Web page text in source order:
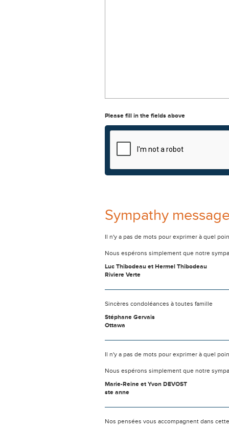
Please fill in the fields above
Sympathy
Il n'y a pas de mots pour exprimer à quel
Nous espérons simplement que notre
Luc Thibodeau et Hermel Thibodeau
Riviere Verte
Sincères condoléances à toutes famille
Stéphane Gervais
Ottawa
Il n'y a pas de mots pour exprimer à quel
Nous espérons simplement que notre
Marie-Reine et Yvon DEVOST
ste anne
Nos pensées vous accompagnent dans